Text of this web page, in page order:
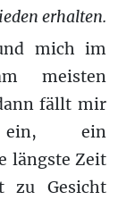
erhalten.
mich im
meisten
fällt mir
ein, ein
längste Zeit
zu Gesicht